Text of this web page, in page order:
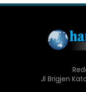
Jl Brigjen